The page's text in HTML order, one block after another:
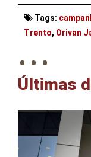
Tags:
Trento, Orivan
. . .
Últimas